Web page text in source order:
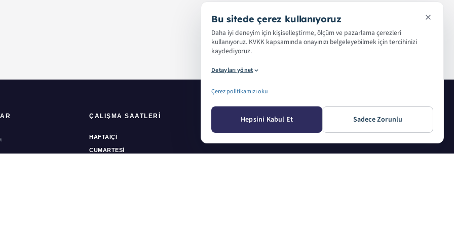
ÇALIŞMA SAATLERI
HAFTAIÇI
CUMARTESI
HIZMETLERIMIZ HAKKIMIZDA
Bu sitede çerez kullanıyoruz
Daha iyi deneyim için kişiselleştirme, ölçüm ve pazarlama çerezleri
kullanıyoruz. KVKK kapsamında onayınızı belgeleyebilmek için tercihinizi
kaydediyoruz.
Detayları yönet
Çerez politikamızı oku
Hepsini Kabul Et Sadece Zorunlu